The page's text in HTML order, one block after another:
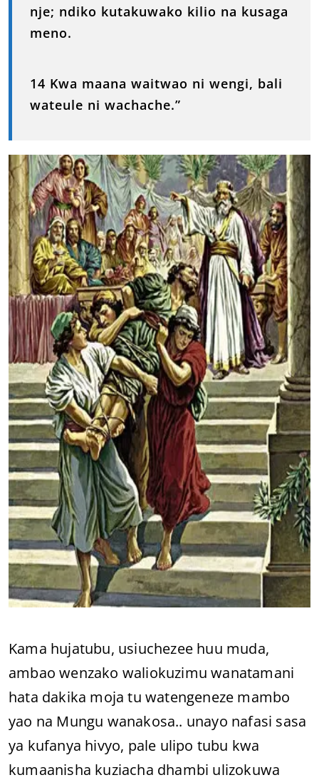
nje; ndiko kutakuwako kilio na kusaga
meno.
14 Kwa maana waitwao ni wengi, bali
wateule ni wachache.”
Kama hujatubu, usiuchezee huu muda,
ambao wenzako waliokuzimu wanatamani
hata dakika moja tu watengeneze mambo
yao na Mungu wanakosa.. unayo nafasi sasa
ya kufanya hivyo, pale ulipo tubu kwa
kumaanisha kuziacha dhambi ulizokuwa